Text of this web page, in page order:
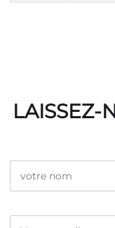
LAISSEZ-